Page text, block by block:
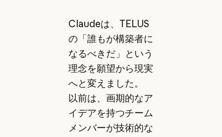
Claudeは、TELUS
の「誰もが構築者に
なるべきだ」という
理念を願望から現実
へと変えました。
以前は、画期的なア
イデアを持つチーム
メンバーが技術的な